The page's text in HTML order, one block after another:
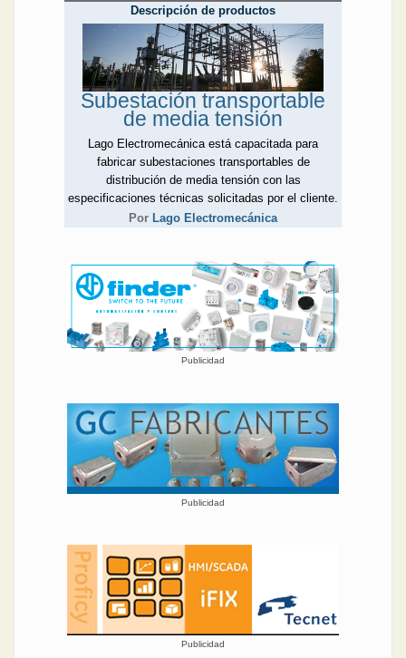
Descripción de productos
Subestación transportable
de media tensión
Lago Electromecánica está capacitada para
fabricar subestaciones transportables de
distribución de media tensión con las
especificaciones técnicas solicitadas por el cliente.
Por Lago Electromecánica
Publicidad
Publicidad
Publicidad